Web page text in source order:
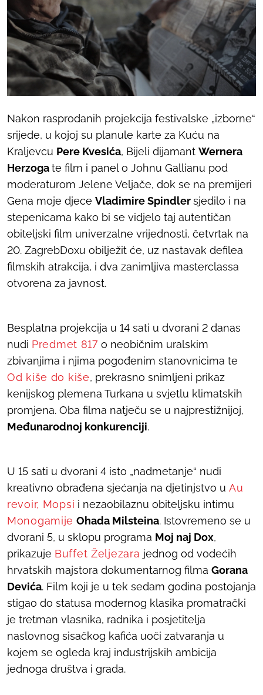
Nakon rasprodanih projekcija festivalske „izborne“
srijede, u kojoj su planule karte za Kuću na
Kraljevcu Pere Kvesića, Bijeli dijamant Wernera
Herzogate film i panel o Johnu Gallianu pod
moderaturom Jelene Veljače, dok se na premijeri
Gena moje djece Vladimire Spindlersjedilo i na
stepenicama kako bi se vidjelo taj autentičan
obiteljski film univerzalne vrijednosti, četvrtak na
20. ZagrebDoxu obilježit će, uz nastavak defilea
filmskih atrakcija, i dva zanimljiva masterclassa
otvorena za javnost.
Besplatna projekcija u 14 sati u dvorani 2 danas
nudi Predmet 817 o neobičnim uralskim
zbivanjima i njima pogođenim stanovnicima te
Od kiše do kiše, prekrasno snimljeni prikaz
kenijskog plemena Turkana u svjetlu klimatskih
promjena. Oba filma natječu se u najprestižnijoj,
Međunarodnoj konkurenciji.
U 15 sati u dvorani 4 isto „nadmetanje“ nudi
kreativno obrađena sjećanja na djetinjstvo u Au
revoir, Mopsi i nezaobilaznu obiteljsku intimu
Monogamije Ohada Milsteina. Istovremeno se u
dvorani 5, u sklopu programa Moj naj Dox,
prikazuje Buffet Željezara jednog od vodećih
hrvatskih majstora dokumentarnog filma Gorana
Devića. Film koji je u tek sedam godina postojanja
stigao do statusa modernog klasika promatrački
je tretman vlasnika, radnika i posjetitelja
naslovnog sisačkog kafića uoči zatvaranja u
kojem se ogleda kraj industrijskih ambicija
jednoga društva i grada.